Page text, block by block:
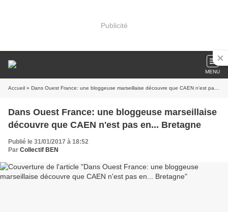
Publicité
MENU
Accueil » Dans Ouest France: une bloggeuse marseillaise découvre que CAEN n'est pas en... Bretagne
Dans Ouest France: une bloggeuse marseillaise
découvre que CAEN n'est pas en... Bretagne
Publié le 31/01/2017 à 18:52
Par Collectif BEN